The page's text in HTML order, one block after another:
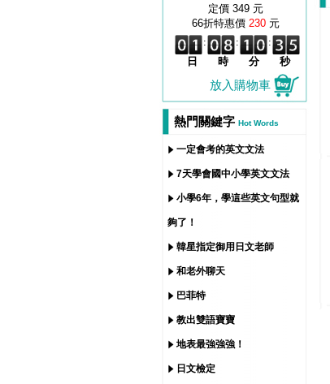
定價 349 元
66折特惠價 230 元
:
:
:
日
時 分 秒
放入購物車
熱門關鍵字 Hot Words
一定會考的英文文法
7天學會國中小學英文文法
小學6年，學這些英文句型就
夠了！
韓星指定御用日文老師
和老外聊天
巴菲特
教出雙語寶寶
地表最強強強！
日文檢定